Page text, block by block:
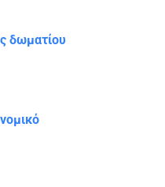
δωματίου